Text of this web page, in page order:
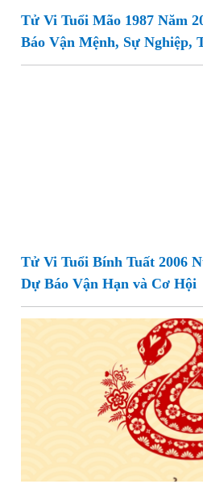
Tử Vi Tuổi Mão 1987 Năm
Báo Vận Mệnh, Sự Nghiệp,
Tử Vi Tuổi Bính Tuất 2006
Dự Báo Vận Hạn và Cơ Hội